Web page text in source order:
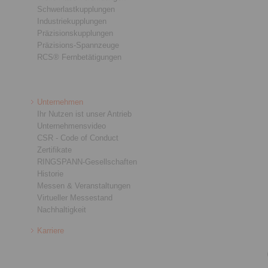
Schwerlastkupplungen
Industriekupplungen
Präzisionskupplungen
Präzisions-Spannzeuge
RCS® Fernbetätigungen
Unternehmen
Ihr Nutzen ist unser Antrieb
Unternehmensvideo
CSR - Code of Conduct
Zertifikate
RINGSPANN-Gesellschaften
Historie
Messen & Veranstaltungen
Virtueller Messestand
Nachhaltigkeit
Karriere